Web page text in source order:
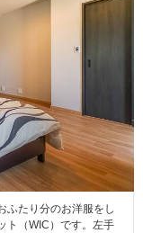
ふたり分のお洋服をし
ト（WIC）です。左手